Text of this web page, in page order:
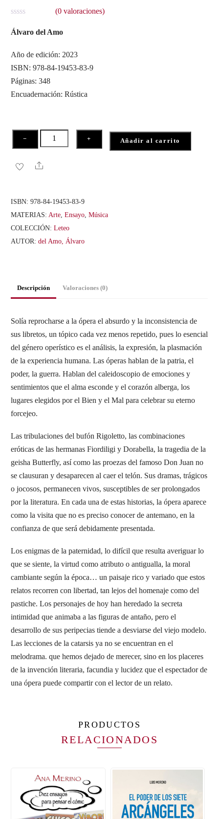
a
r
d
o
c
o
5
(0valoraciones)
Álvaro del Amo
Año de edición: 2023
ISBN: 978-84-19453-83-9
Páginas: 348
Encuadernación: Rústica
−
Bufón
(y
otras
cantidad
+ Añadir al carrito
Share
ISBN:978-84-19453-83-9
MATERIAS: Arte ,Ensayo ,Música
COLECCIÓN:Leteo
AUTOR:del Amo, Álvaro
Descripción Valoraciones (0)
Solía reprocharse a la ópera el absurdo y la inconsistencia de
sus libretos, un tópico cada vez menos repetido, pues lo esencial
del género operístico es el análisis, la expresión, la plasmación
de la experiencia humana. Las óperas hablan de la patria, el
poder, la guerra. Hablan del caleidoscopio de emociones y
sentimientos que el alma esconde y el corazón alberga, los
lugares elegidos por el Bien y el Mal para celebrar su eterno
forcejeo.
Las tribulaciones del bufón Rigoletto, las combinaciones
eróticas de las hermanas Fiordiligi y Dorabella, la tragedia de la
geisha Butterfly, así como las proezas del famoso Don Juan no
se clausuran y desaparecen al caer el telón. Sus dramas, trágicos
o jocosos, permanecen vivos, susceptibles de ser prolongados
por la literatura. En cada una de estas historias, la ópera aparece
como la visita que no es preciso conocer de antemano, en la
confianza de que será debidamente presentada.
Los enigmas de la paternidad, lo difícil que resulta averiguar lo
que se siente, la virtud como atributo o antigualla, la moral
cambiante según la época… un paisaje rico y variado que estos
relatos recorren con libertad, tan lejos del homenaje como del
pastiche. Los personajes de hoy han heredado la secreta
intimidad que animaba a las figuras de antaño, pero el
desarrollo de sus peripecias tiende a desviarse del viejo modelo.
Las lecciones de la catarsis ya no se encuentran en el
melodrama. que hemos dejado de merecer, sino en los placeres
de la invención literaria, facundia y lucidez que el espectador de
una ópera puede compartir con el lector de un relato.
PRODUCTOS
RELACIONADOS